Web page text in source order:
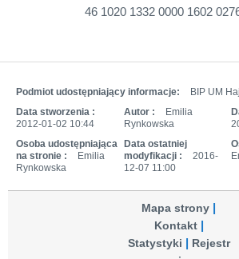
46 1020 1332 0000 1602
Podmiot udostępniający informacje:
BIP UM
Data stworzenia :
2012-01-02 10:44
Autor :
Emilia
Rynkowska
Osoba udostępniająca
na stronie :
Emilia
Rynkowska
Data ostatniej
modyfikacji :
2016-
12-07 11:00
Mapa strony
Kontakt
Statystyki
Rejestr